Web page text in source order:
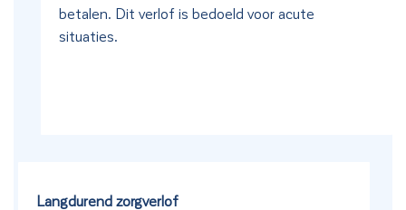
betalen. Dit verlof is bedoeld voor acute
situaties.
Langdurend zorgverlof